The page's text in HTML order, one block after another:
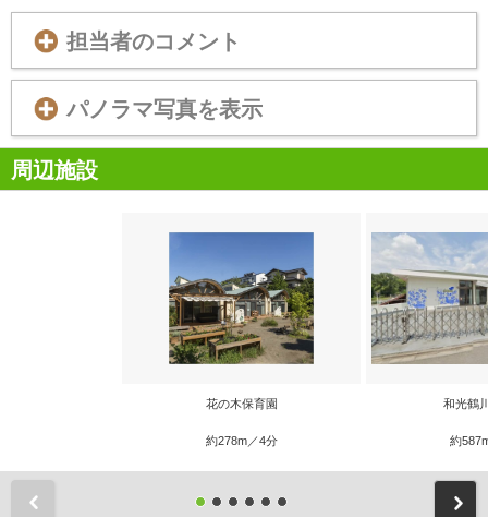
担当者のコメント
パノラマ写真を表示
周辺施設
花の木保育園
約278m／4分
和光鶴
約